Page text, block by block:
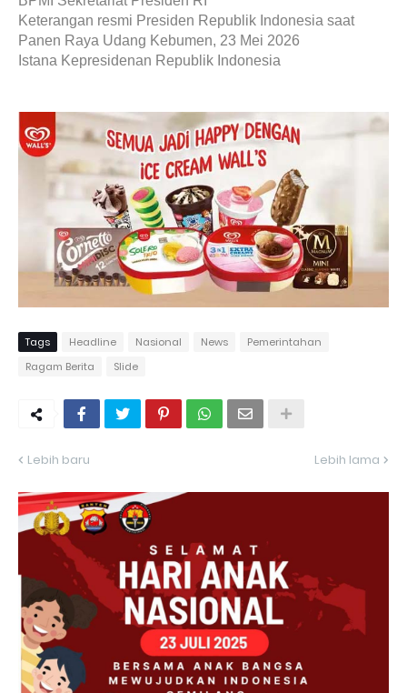
Keterangan resmi Presiden Republik Indonesia saat
Panen Raya Udang Kebumen, 23 Mei 2026
Istana Kepresidenan Republik Indonesia
Tags Headline Nasional News
Pemerintahan
Ragam Berita
Slide
Lebih baru Lebih lama